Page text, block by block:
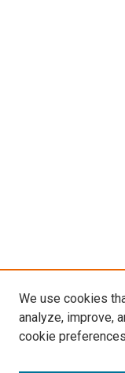
We use cookies
analyze, improve,
cookie